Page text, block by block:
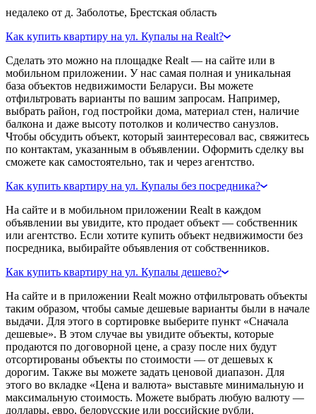
недалеко от д. Заболотье, Брестская область
Как купить квартиру на ул. Купалы на Realt?
Сделать это можно на площадке Realt — на сайте или в
мобильном приложении. У нас самая полная и уникальная
база объектов недвижимости Беларуси. Вы можете
отфильтровать варианты по вашим запросам. Например,
выбрать район, год постройки дома, материал стен, наличие
балкона и даже высоту потолков и количество санузлов.
Чтобы обсудить объект, который заинтересовал вас, свяжитесь
по контактам, указанным в объявлении. Оформить сделку вы
сможете как самостоятельно, так и через агентство.
Как купить квартиру на ул. Купалы без посредника?
На сайте и в мобильном приложении Realt в каждом
объявлении вы увидите, кто продает объект — собственник
или агентство. Если хотите купить объект недвижимости без
посредника, выбирайте объявления от собственников.
Как купить квартиру на ул. Купалы дешево?
На сайте и в приложении Realt можно отфильтровать объекты
таким образом, чтобы самые дешевые варианты были в начале
выдачи. Для этого в сортировке выберите пункт «Сначала
дешевые». В этом случае вы увидите объекты, которые
продаются по договорной цене, а сразу после них будут
отсортированы объекты по стоимости — от дешевых к
дорогим. Также вы можете задать ценовой диапазон. Для
этого во вкладке «Цена и валюта» выставьте минимальную и
максимальную стоимость. Можете выбрать любую валюту —
доллары, евро, белорусские или российские рубли.